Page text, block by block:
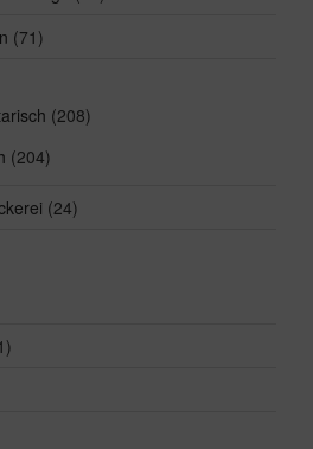
(71)
(208)
(204)
(24)